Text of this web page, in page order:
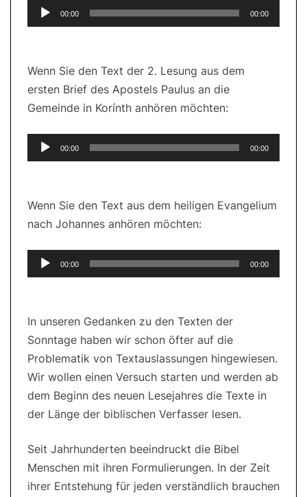
Audio-
Player
00:00 00:00
Wenn Sie den Text der 2. Lesung aus dem
ersten Brief des Apostels Paulus an die
Gemeinde in Korínth anhören möchten:
Audio-
Player
00:00 00:00
Wenn Sie den Text aus dem heiligen Evangelium
nach Johannes anhören möchten:
Audio-
Player
00:00 00:00
In unseren Gedanken zu den Texten der
Sonntage haben wir schon öfter auf die
Problematik von Textauslassungen hingewiesen.
Wir wollen einen Versuch starten und werden ab
dem Beginn des neuen Lesejahres die Texte in
der Länge der biblischen Verfasser lesen.
Seit Jahrhunderten beeindruckt die Bibel
Menschen mit ihren Formulierungen. In der Zeit
ihrer Entstehung für jeden verständlich brauchen